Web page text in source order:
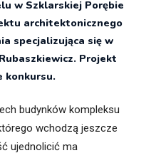
Prawo
w Szklarskiej Porębie
architektonicznego
specjalizująca się w
Projekt
konkursu.
budynków kompleksu
wchodzą jeszcze
ujednolicić ma